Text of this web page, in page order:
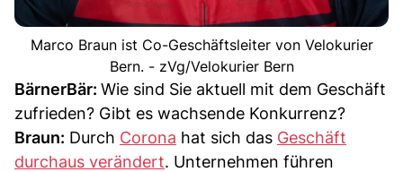
Marco Braun ist Co-Geschäftsleiter von Velokurier
Bern. - zVg/Velokurier Bern
BärnerBär: Wie sind Sie aktuell mit dem Geschäft
zufrieden? Gibt es wachsende Konkurrenz?
Braun: Durch Corona hat sich das Geschäft
durchaus verändert. Unternehmen führen